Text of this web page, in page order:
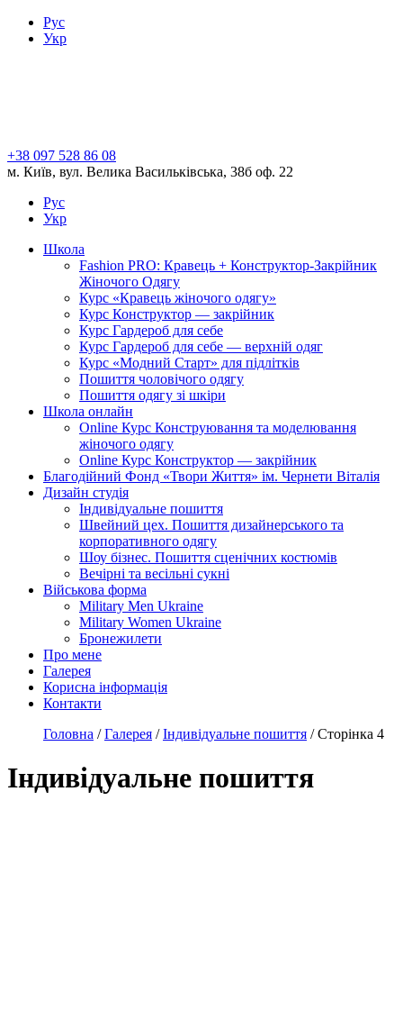
Рус
Укр
+38 097 528 86 08
м. Київ, вул. Велика Васильківська, 38б оф. 22
Рус
Укр
Школа
Fashion PRO: Кравець + Конструктор-Закрійник
Жіночого Одягу
Курс «Кравець жіночого одягу»
Курс Конструктор — закрійник
Курс Гардероб для себе
Курс Гардероб для себе — верхній одяг
Курс «Модний Старт» для підлітків
Пошиття чоловічого одягу
Пошиття одягу зі шкіри
Школа онлайн
Online Курс Конструювання та моделювання
жіночого одягу
Online Курс Конструктор — закрійник
Благодійний Фонд «Твори Життя» ім. Чернети Віталія
Дизайн студія
Індивідуальне пошиття
Швейний цех. Пошиття дизайнерського та
корпоративного одягу
Шоу бізнес. Пошиття сценічних костюмів
Вечірні та весільні сукні
Військова форма
Military Men Ukraine
Military Women Ukraine
Бронежилети
Про мене
Галерея
Корисна інформація
Контакти
Головна /Галерея /Індивідуальне пошиття /Сторінка 4
Індивідуальне пошиття